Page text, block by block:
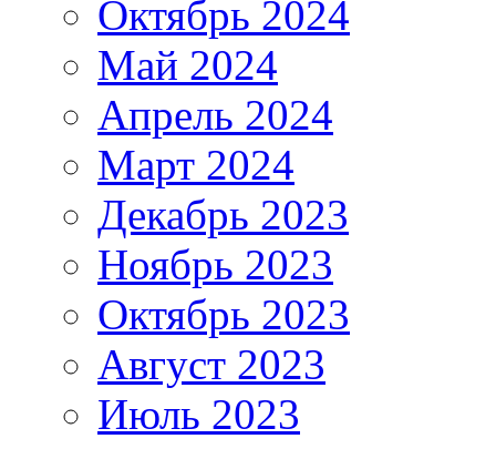
Октябрь 2024
Май 2024
Апрель 2024
Март 2024
Декабрь 2023
Ноябрь 2023
Октябрь 2023
Август 2023
Июль 2023